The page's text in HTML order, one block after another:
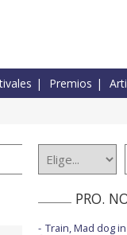
Premios
PRO.
Train, Mad dog